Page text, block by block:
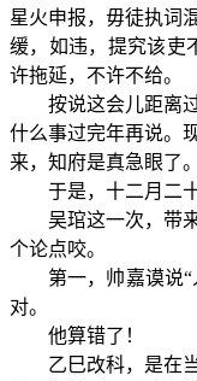
星火申报，毋徒执词
缓，如违，提究该吏
许拖延，不许不给。
按说这会儿距离
什么事过完年再说。
来，知府是真急眼了。
于是，十二月二
吴琯这一次，带
个论点咬。
第一，帅嘉谟说
对。
他算错了！
乙巳改科，是在